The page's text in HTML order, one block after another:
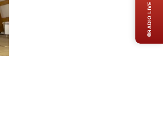
RADIO LIVE